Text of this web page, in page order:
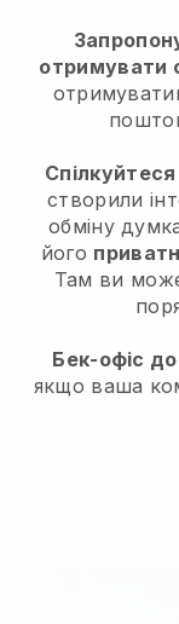
отримувати
створили
обміну
його
Там ви
Бек-офіс
якщо ваша